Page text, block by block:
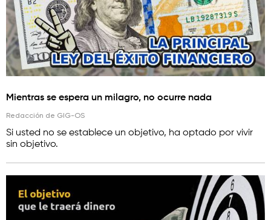
Mientras se espera un milagro, no ocurre nada
Redacción de GIG-OS
Si usted no se establece un objetivo, ha optado por vivir
sin objetivo.